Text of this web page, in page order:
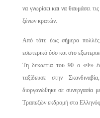
να γνωρίσει και να θαυμάσει
ξένων κρατών.
Από τότε έως σήμερα πολλές
εσωτερικό όσο και στο
Τη δεκαετία του 90 ο «Φ»
ταξίδευσε στην
διοργανώθηκε σε συνεργασία
Τραπεζών εκδρομή στα